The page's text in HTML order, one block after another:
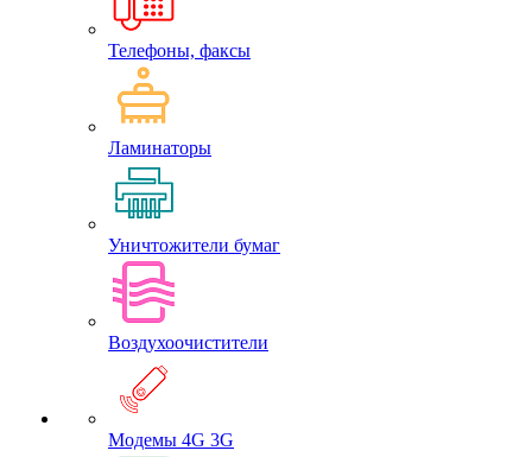
Телефоны, факсы
Ламинаторы
Уничтожители бумаг
Воздухоочистители
Модемы 4G 3G